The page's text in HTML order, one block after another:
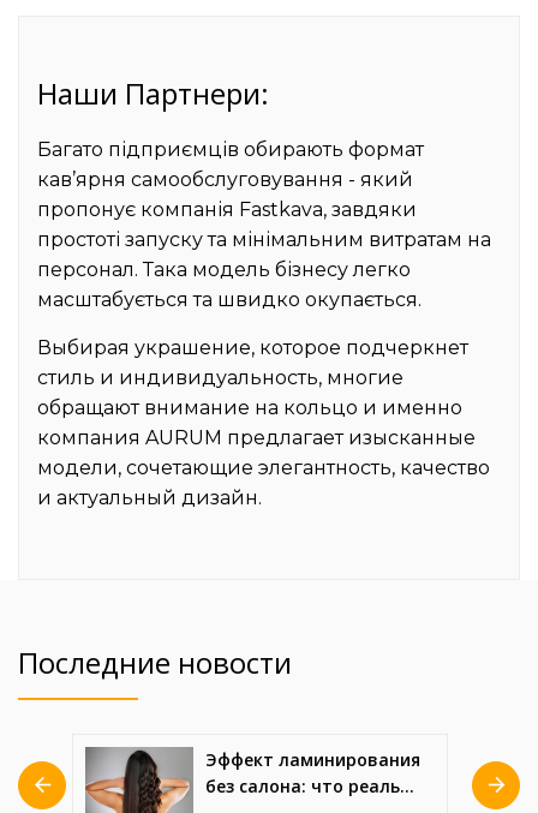
Наши Партнери:
Багато підприємців обирають формат
кав’ярня самообслуговування - який
пропонує компанія Fastkava, завдяки
простоті запуску та мінімальним витратам на
персонал. Така модель бізнесу легко
масштабується та швидко окупається.
Выбирая украшение, которое подчеркнет
стиль и индивидуальность, многие
обращают внимание на кольцо и именно
компания AURUM предлагает изысканные
модели, сочетающие элегантность, качество
и актуальный дизайн.
Последние новости
ТОП випалювачів по
дереву за ціною та